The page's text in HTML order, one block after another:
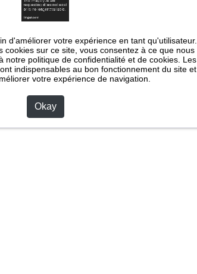
d'améliorer votre expérience en tant qu'utilisateur.
cookies sur ce site, vous consentez à ce que nous
notre politique de confidentialité et de cookies. Les
indispensables au bon fonctionnement du site et
votre expérience de navigation.
Okay